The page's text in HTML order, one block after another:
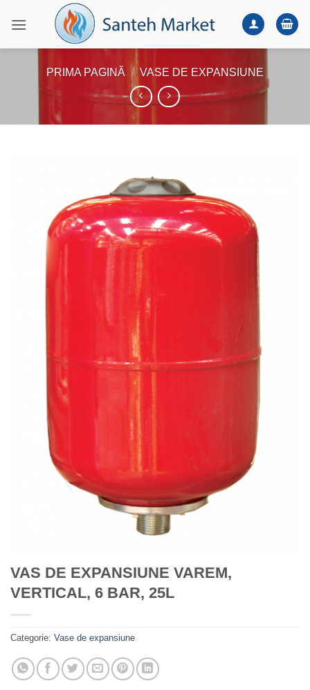
PRIMA PAGINĂ / VASE DE EXPANSIUNE
VAS DE EXPANSIUNE VAREM,
VERTICAL, 6 BAR, 25L
Categorie: Vase de expansiune